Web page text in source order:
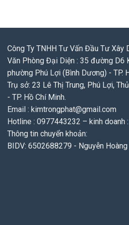
Công Ty TNHH Tư Vấn Đầu Tư Xây
Văn Phòng Đại Diện : 35 đường D6
phường Phú Lợi (Bình Dương) - TP.
Trụ sở: 23 Lê Thị Trung, Phú Lợi,
- TP. Hồ Chí Minh.
Email : kimtrongphat@gmail.com
Hotline : 0977443232 – kinh doanh
Thông tin chuyển khoản:
BIDV: 6502688279 - Nguyễn